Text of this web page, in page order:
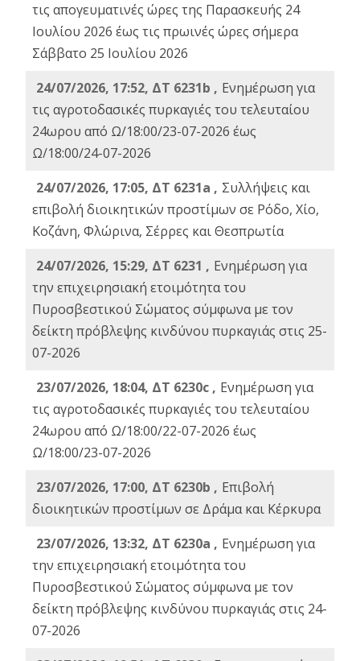
τις απογευματινές ώρες της Παρασκευής 24
Ιουλίου 2026 έως τις πρωινές ώρες σήμερα
Σάββατο 25 Ιουλίου 2026
24/07/2026, 17:52, ΔΤ 6231b , Ενημέρωση για
τις αγροτοδασικές πυρκαγιές του τελευταίου
24ωρου από Ω/18:00/23-07-2026 έως
Ω/18:00/24-07-2026
24/07/2026, 17:05, ΔΤ 6231a , Συλλήψεις και
επιβολή διοικητικών προστίμων σε Ρόδο, Χίο,
Κοζάνη, Φλώρινα, Σέρρες και Θεσπρωτία
24/07/2026, 15:29, ΔΤ 6231 , Ενημέρωση για
την επιχειρησιακή ετοιμότητα του
Πυροσβεστικού Σώματος σύμφωνα με τον
δείκτη πρόβλεψης κινδύνου πυρκαγιάς στις 25-
07-2026
23/07/2026, 18:04, ΔΤ 6230c , Ενημέρωση για
τις αγροτοδασικές πυρκαγιές του τελευταίου
24ωρου από Ω/18:00/22-07-2026 έως
Ω/18:00/23-07-2026
23/07/2026, 17:00, ΔΤ 6230b , Επιβολή
διοικητικών προστίμων σε Δράμα και Κέρκυρα
23/07/2026, 13:32, ΔΤ 6230a , Ενημέρωση για
την επιχειρησιακή ετοιμότητα του
Πυροσβεστικού Σώματος σύμφωνα με τον
δείκτη πρόβλεψης κινδύνου πυρκαγιάς στις 24-
07-2026